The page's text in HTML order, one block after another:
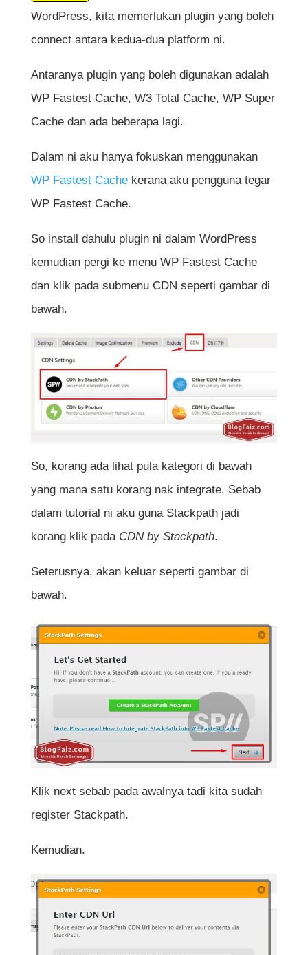
WordPress, kita memerlukan plugin yang boleh
connect antara kedua-dua platform ni.
Antaranya plugin yang boleh digunakan adalah
WP Fastest Cache, W3 Total Cache, WP Super
Cache dan ada beberapa lagi.
Dalam ni aku hanya fokuskan menggunakan
WP Fastest Cachekerana aku pengguna tegar
WP Fastest Cache.
So install dahulu plugin ni dalam WordPress
kemudian pergi ke menu WP Fastest Cache
dan klik pada submenu CDN seperti gambar di
bawah.
So, korang ada lihat pula kategori di bawah
yang mana satu korang nak integrate. Sebab
dalam tutorial ni aku guna Stackpath jadi
korang klik pada CDN by Stackpath.
Seterusnya, akan keluar seperti gambar di
bawah.
Klik next sebab pada awalnya tadi kita sudah
register Stackpath.
Kemudian.